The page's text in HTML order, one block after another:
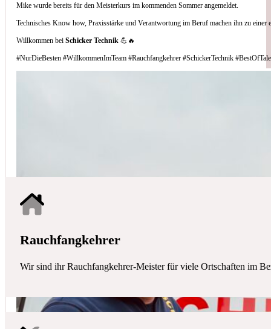
Mike wurde bereits für den Meisterkurs im kommenden Sommer angemeldet.
Technisches Know how, Praxisstärke und Verantwortung im Beruf machen ihn zu
Willkommen beiSchicker Technik 💪🔥
#NurDieBesten #WillkommenImTeam #Rauchfangkehrer #SchickerTechnik
aus unseren Google-Bewertungen
Nettes Team, und kompetente Beratung.
Rauchfangkehrer
Wir sind ihr Rauchfangkehrer-Meister für viele Ortschaften im